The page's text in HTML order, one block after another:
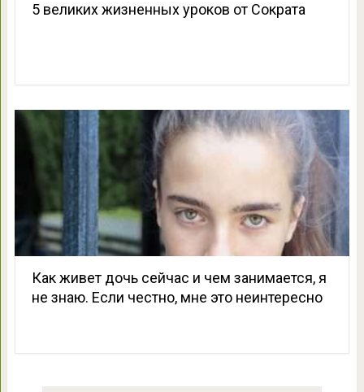
5 великих жизненных уроков от Сократа
Как живет дочь сейчас и чем занимается, я
не знаю. Если честно, мне это неинтересно